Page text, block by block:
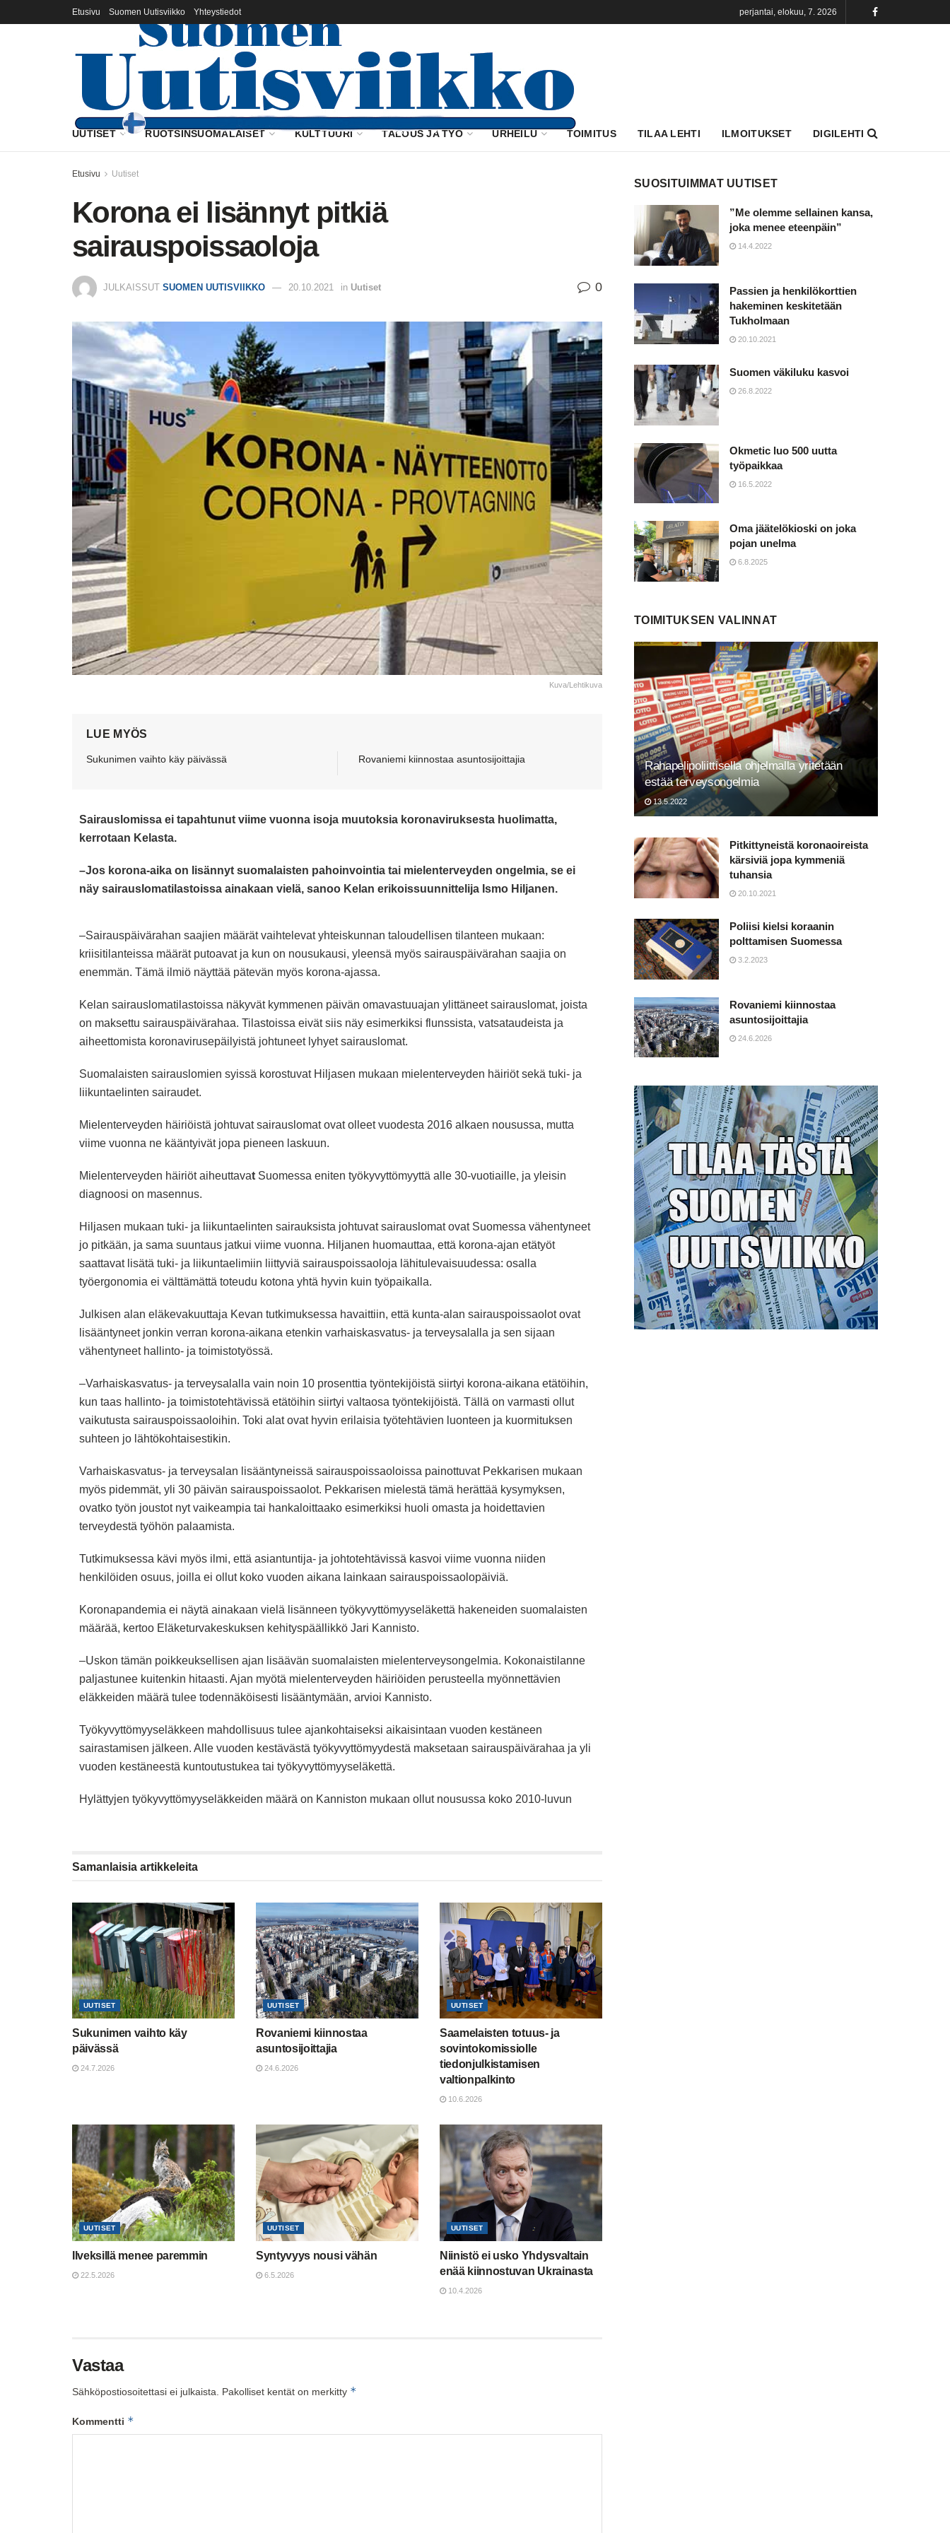
Etusivu Suomen Uutisviikko Yhteystiedot perjantai, elokuu, 7. 2026
UUTISET RUOTSINSUOMALAISET KULTTUURI TALOUS JA TYÖ URHEILU TOIMITUS TILAA LEHTI ILMOITUKSET DIGILEHTI
Etusivu Uutiset
Korona ei lisännyt pitkiä
sairauspoissaoloja
JULKAISSUT SUOMEN UUTISVIIKKO 20.10.2021 in Uutiset 0
Kuva/Lehtikuva
LUE MYÖS
Sukunimen vaihto käy päivässä Rovaniemi kiinnostaa asuntosijoittajia
Sairauslomissa ei tapahtunut viime vuonna isoja muutoksia koronaviruksesta huolimatta,
kerrotaan Kelasta.
–Jos korona-aika on lisännyt suomalaisten pahoinvointia tai mielenterveyden ongelmia, se ei
näy sairauslomatilastoissa ainakaan vielä, sanoo Kelan erikoissuunnittelija Ismo Hiljanen.
–Sairauspäivärahan saajien määrät vaihtelevat yhteiskunnan taloudellisen tilanteen mukaan:
kriisitilanteissa määrät putoavat ja kun on nousukausi, yleensä myös sairauspäivärahan saajia on
enemmän. Tämä ilmiö näyttää pätevän myös korona-ajassa.
Kelan sairauslomatilastoissa näkyvät kymmenen päivän omavastuuajan ylittäneet sairauslomat, joista
on maksettu sairauspäivärahaa. Tilastoissa eivät siis näy esimerkiksi flunssista, vatsataudeista ja
aiheettomista koronavirusepäilyistä johtuneet lyhyet sairauslomat.
Suomalaisten sairauslomien syissä korostuvat Hiljasen mukaan mielenterveyden häiriöt sekä tuki- ja
liikuntaelinten sairaudet.
Mielenterveyden häiriöistä johtuvat sairauslomat ovat olleet vuodesta 2016 alkaen nousussa, mutta
viime vuonna ne kääntyivät jopa pieneen laskuun.
Mielenterveyden häiriöt aiheuttavat Suomessa eniten työkyvyttömyyttä alle 30-vuotiaille, ja yleisin
diagnoosi on masennus.
Hiljasen mukaan tuki- ja liikuntaelinten sairauksista johtuvat sairauslomat ovat Suomessa vähentyneet
jo pitkään, ja sama suuntaus jatkui viime vuonna. Hiljanen huomauttaa, että korona-ajan etätyöt
saattavat lisätä tuki- ja liikuntaelimiin liittyviä sairauspoissaoloja lähitulevaisuudessa: osalla
työergonomia ei välttämättä toteudu kotona yhtä hyvin kuin työpaikalla.
Julkisen alan eläkevakuuttaja Kevan tutkimuksessa havaittiin, että kunta-alan sairauspoissaolot ovat
lisääntyneet jonkin verran korona-aikana etenkin varhaiskasvatus- ja terveysalalla ja sen sijaan
vähentyneet hallinto- ja toimistotyössä.
–Varhaiskasvatus- ja terveysalalla vain noin 10 prosenttia työntekijöistä siirtyi korona-aikana etätöihin,
kun taas hallinto- ja toimistotehtävissä etätöihin siirtyi valtaosa työntekijöistä. Tällä on varmasti ollut
vaikutusta sairauspoissaoloihin. Toki alat ovat hyvin erilaisia työtehtävien luonteen ja kuormituksen
suhteen jo lähtökohtaisestikin.
Varhaiskasvatus- ja terveysalan lisääntyneissä sairauspoissaoloissa painottuvat Pekkarisen mukaan
myös pidemmät, yli 30 päivän sairauspoissaolot. Pekkarisen mielestä tämä herättää kysymyksen,
ovatko työn joustot nyt vaikeampia tai hankaloittaako esimerkiksi huoli omasta ja hoidettavien
terveydestä työhön palaamista.
Tutkimuksessa kävi myös ilmi, että asiantuntija- ja johtotehtävissä kasvoi viime vuonna niiden
henkilöiden osuus, joilla ei ollut koko vuoden aikana lainkaan sairauspoissaolopäiviä.
Koronapandemia ei näytä ainakaan vielä lisänneen työkyvyttömyyseläkettä hakeneiden suomalaisten
määrää, kertoo Eläketurvakeskuksen kehityspäällikkö Jari Kannisto.
–Uskon tämän poikkeuksellisen ajan lisäävän suomalaisten mielenterveysongelmia. Kokonaistilanne
paljastunee kuitenkin hitaasti. Ajan myötä mielenterveyden häiriöiden perusteella myönnettävien
eläkkeiden määrä tulee todennäköisesti lisääntymään, arvioi Kannisto.
Työkyvyttömyyseläkkeen mahdollisuus tulee ajankohtaiseksi aikaisintaan vuoden kestäneen
sairastamisen jälkeen. Alle vuoden kestävästä työkyvyttömyydestä maksetaan sairauspäivärahaa ja yli
vuoden kestäneestä kuntoutustukea tai työkyvyttömyyseläkettä.
Hylättyjen työkyvyttömyyseläkkeiden määrä on Kanniston mukaan ollut nousussa koko 2010-luvun
Samanlaisia artikkeleita
UUTISET
Sukunimen vaihto käy
päivässä
24.7.2026
UUTISET
Rovaniemi kiinnostaa
asuntosijoittajia
24.6.2026
UUTISET
Saamelaisten totuus- ja
sovintokomissiolle
tiedonjulkistamisen
valtionpalkinto
10.6.2026
UUTISET
Ilveksillä menee paremmin
22.5.2026
UUTISET
Syntyvyys nousi vähän
6.5.2026
UUTISET
Niinistö ei usko Yhdysvaltain
enää kiinnostuvan Ukrainasta
10.4.2026
Vastaa
Sähköpostiosoitettasi ei julkaista. Pakolliset kentät on merkitty *
Kommentti *
SUOSITUIMMAT UUTISET
”Me olemme sellainen kansa,
joka menee eteenpäin”
14.4.2022
Passien ja henkilökorttien
hakeminen keskitetään
Tukholmaan
20.10.2021
Suomen väkiluku kasvoi
26.8.2022
Okmetic luo 500 uutta
työpaikkaa
16.5.2022
Oma jäätelökioski on joka
pojan unelma
6.8.2025
TOIMITUKSEN VALINNAT
Rahapelipoliittisella ohjelmalla yritetään
estää terveysongelmia
13.5.2022
Pitkittyneistä koronaoireista
kärsiviä jopa kymmeniä
tuhansia
20.10.2021
Poliisi kielsi koraanin
polttamisen Suomessa
3.2.2023
Rovaniemi kiinnostaa
asuntosijoittajia
24.6.2026